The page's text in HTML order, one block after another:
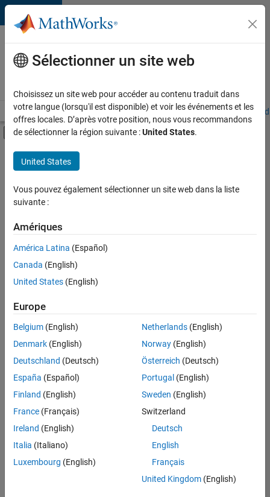
Passer au contenu
Votre
carrière
chez
Accueil Explorer nos opportunités Adresses de nos bureaux
Activer/désactiver l'affichage du menu
Contenu principal
FILTRER PAR
Programme destiné aux nouvelles carrières (EDG)
Ingénierie de la qualité
Expérience utilisateur
Enregistrer
sélectionnées
Les
descriptions
poste
n’ont
pas
été
traduites.
Effectuez
Sélectionner un site web
Choisissez un site web pour accéder au contenu traduit dans
votre langue (lorsqu'il est disponible) et voir les événements et les
offres locales. D’après votre position, nous vous recommandons
de sélectionner la région suivante :United States.
United States
Vous pouvez également sélectionner un site web dans la liste
suivante :
Amériques
América Latina (Español)
Canada (English)
United States (English)
Europe
Belgium (English)
Denmark (English)
Deutschland (Deutsch)
España (Español)
Finland (English)
France (Français)
Ireland (English)
Italia (Italiano)
Luxembourg (English)
Netherlands(English)
Norway(English)
Österreich (Deutsch)
Portugal (English)
Sweden (English)
Switzerland
Deutsch
English
Français
United Kingdom(English)